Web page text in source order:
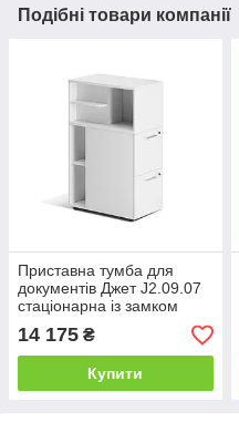
Подібні товари компанії
Приставна тумба для
документів Джет J2.09.07
стаціонарна із замком
глибина 700 мм
(MConcept-ТМ)
14 175 ₴
Купити